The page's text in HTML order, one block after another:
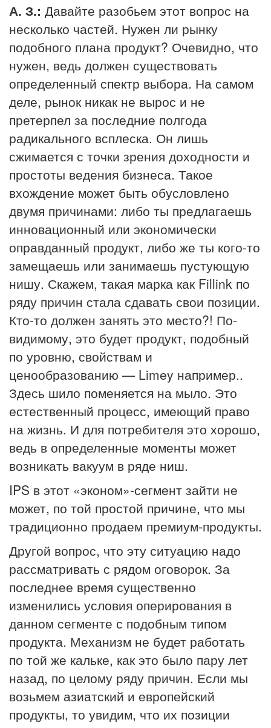
А. З.: Давайте разобьем этот вопрос на
несколько частей. Нужен ли рынку
подобного плана продукт? Очевидно, что
нужен, ведь должен существовать
определенный спектр выбора. На самом
деле, рынок никак не вырос и не
претерпел за последние полгода
радикального всплеска. Он лишь
сжимается с точки зрения доходности и
простоты ведения бизнеса. Такое
вхождение может быть обусловлено
двумя причинами: либо ты предлагаешь
инновационный или экономически
оправданный продукт, либо же ты кого-то
замещаешь или занимаешь пустующую
нишу. Скажем, такая марка как Fillink по
ряду причин стала сдавать свои позиции.
Кто-то должен занять это место?! По-
видимому, это будет продукт, подобный
по уровню, свойствам и
ценообразованию — Limey например..
Здесь шило поменяется на мыло. Это
естественный процесс, имеющий право
на жизнь. И для потребителя это хорошо,
ведь в определенные моменты может
возникать вакуум в ряде ниш.
IPS в этот «эконом»-сегмент зайти не
может, по той простой причине, что мы
традиционно продаем премиум-продукты.
Другой вопрос, что эту ситуацию надо
рассматривать с рядом оговорок. За
последнее время существенно
изменились условия оперирования в
данном сегменте с подобным типом
продукта. Механизм не будет работать
по той же кальке, как это было пару лет
назад, по целому ряду причин. Если мы
возьмем азиатский и европейский
продукты, то увидим, что их позиции